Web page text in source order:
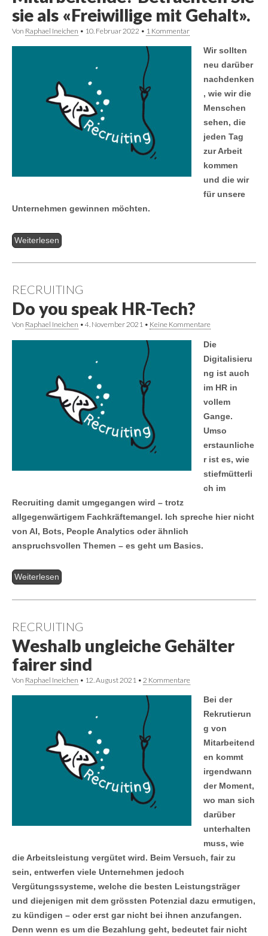
sie als «Freiwillige mit Gehalt».
Von Raphael Ineichen • 10. Februar 2022 • 1 Kommentar
Wir sollten
neu darüber
nachdenken
, wie wir die
Menschen
sehen, die
jeden Tag
zur Arbeit
kommen
und die wir
für unsere
Unternehmen gewinnen möchten.
Weiterlesen
RECRUITING
Do you speak HR-Tech?
Von Raphael Ineichen • 4. November 2021 • Keine Kommentare
Die
Digitalisieru
ng ist auch
im HR in
vollem
Gange.
Umso
erstaunliche
r ist es, wie
stiefmütterli
ch im
Recruiting damit umgegangen wird – trotz
allgegenwärtigem Fachkräftemangel. Ich spreche hier nicht
von AI, Bots, People Analytics oder ähnlich
anspruchsvollen Themen – es geht um Basics.
Weiterlesen
RECRUITING
Weshalb ungleiche Gehälter
fairer sind
Von Raphael Ineichen • 12. August 2021 • 2 Kommentare
Bei der
Rekrutierun
g von
Mitarbeitend
en kommt
irgendwann
der Moment,
wo man sich
darüber
unterhalten
muss, wie
die Arbeitsleistung vergütet wird. Beim Versuch, fair zu
sein, entwerfen viele Unternehmen jedoch
Vergütungssysteme, welche die besten Leistungsträger
und diejenigen mit dem grössten Potenzial dazu ermutigen,
zu kündigen – oder erst gar nicht bei ihnen anzufangen.
Denn wenn es um die Bezahlung geht, bedeutet fair nicht